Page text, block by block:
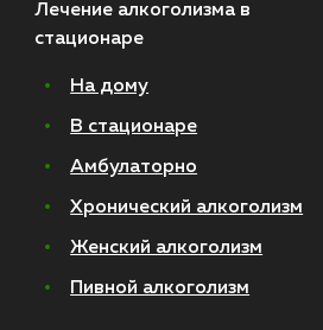
Лечение алкоголизма в
стационаре
На дому
В стационаре
Амбулаторно
Хронический алкоголизм
Женский алкоголизм
Пивной алкоголизм